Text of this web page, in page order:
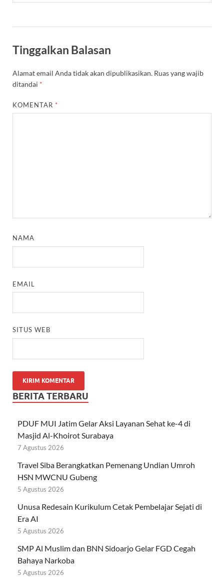
Tinggalkan Balasan
Alamat email Anda tidak akan dipublikasikan. Ruas yang wajib
ditandai *
KOMENTAR *
NAMA
EMAIL
SITUS WEB
BERITA TERBARU
PDUF MUI Jatim Gelar Aksi Layanan Sehat ke-4 di
Masjid Al-Khoirot Surabaya
7 Agustus 2026
Travel Siba Berangkatkan Pemenang Undian Umroh
HSN MWCNU Gubeng
5 Agustus 2026
Unusa Redesain Kurikulum Cetak Pembelajar Sejati di
Era AI
5 Agustus 2026
SMP Al Muslim dan BNN Sidoarjo Gelar FGD Cegah
Bahaya Narkoba
5 Agustus 2026